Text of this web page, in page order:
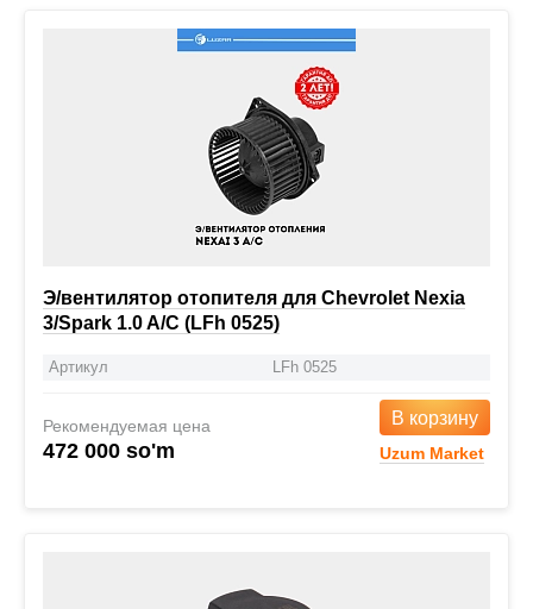
Э/вентилятор отопителя для Chevrolet Nexia
3/Spark 1.0 A/C (LFh 0525)
Артикул LFh 0525
Рекомендуемая цена
472 000 so'm
В корзину
Uzum Market